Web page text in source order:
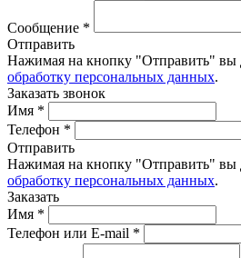
Сообщение *
Отправить
Нажимая на кнопку "Отправить" вы
обработку персональных данных.
Заказать звонок
Имя *
Телефон *
Отправить
Нажимая на кнопку "Отправить" вы
обработку персональных данных.
Заказать
Имя *
Телефон или E-mail *